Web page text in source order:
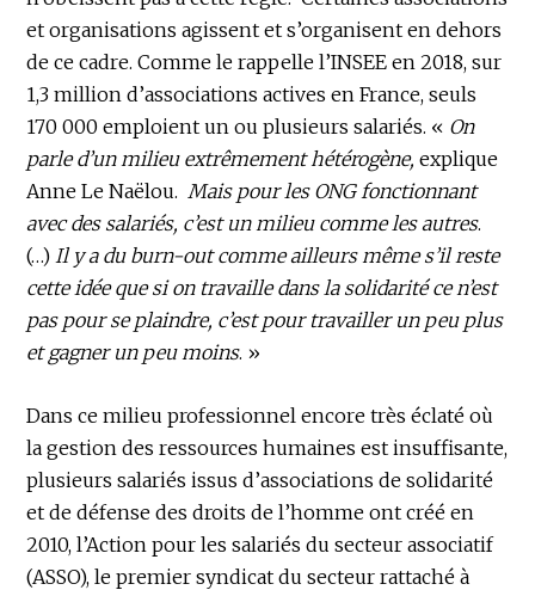
et organisations agissent et s’organisent en dehors
de ce cadre. Comme le rappelle l’INSEE en 2018, sur
1,3 million d’associations actives en France, seuls
170 000 emploient un ou plusieurs salariés. « On
parle d’un milieu extrêmement hétérogène,explique
Anne Le Naëlou.Mais pour les ONG fonctionnant
avec des salariés, c’est un milieu comme les autres.
(…)Il y a du burn-out comme ailleurs même s’il reste
cette idée que si on travaille dans la solidarité ce n’est
pas pour se plaindre, c’est pour travailler un peu plus
et gagner un peu moins. »
Dans ce milieu professionnel encore très éclaté où
la gestion des ressources humaines est insuffisante,
plusieurs salariés issus d’associations de solidarité
et de défense des droits de l’homme ont créé en
2010, l’Action pour les salariés du secteur associatif
(ASSO), le premier syndicat du secteur rattaché à